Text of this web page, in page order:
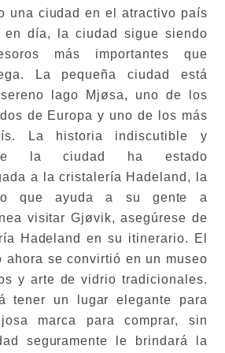
una ciudad en el atractivo país
en día, la ciudad sigue siendo
más importantes que
La pequeña ciudad está
lago Mjøsa, uno de los
de Europa y uno de los más
La historia indiscutible y
de la ciudad ha estado
a la cristalería Hadeland, la
que ayuda a su gente a
visitar Gjøvik, asegúrese de
Hadeland en su itinerario. El
ahora se convirtió en un museo
y arte de vidrio tradicionales.
tener un lugar elegante para
marca para comprar, sin
seguramente le brindará la